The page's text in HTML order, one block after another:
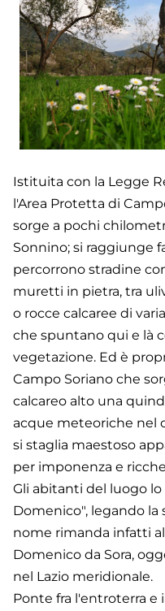
Istituita con la Legge
l'Area Protetta di
sorge a pochi
Sonnino; si raggiunge
percorrono stradine
muretti in pietra, tra
o rocce calcaree di
che spuntano qui e là
vegetazione. Ed è
Campo Soriano che
calcareo alto una
acque meteoriche nel
si staglia maestoso
per imponenza e
Gli abitanti del luogo lo
Domenico", legando la
nome rimanda infatti
Domenico da Sora,
nel Lazio meridionale.
Ponte fra l'entroterra e